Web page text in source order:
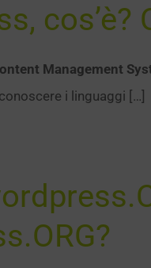
cos’è?
Management
i linguaggi […]